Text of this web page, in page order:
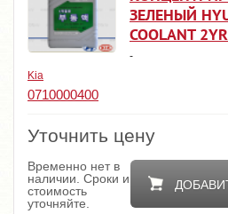
ЗЕЛЕНЫЙ
COOLANT
-
Kia
0710000400
Уточнить цену
Временно нет в
наличии. Сроки и
стоимость
уточняйте.